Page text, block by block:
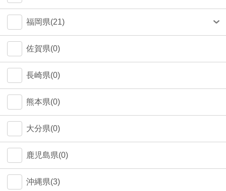
福岡県(21)
福岡市(20)
佐賀県(0)
長崎県(0)
熊本県(0)
大分県(0)
鹿児島県(0)
沖縄県(3)